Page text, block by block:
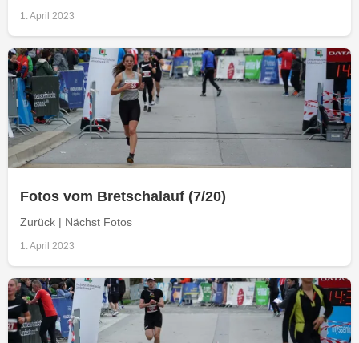
1. April 2023
Fotos vom Bretschalauf (7/20)
Zurück | Nächst Fotos
1. April 2023